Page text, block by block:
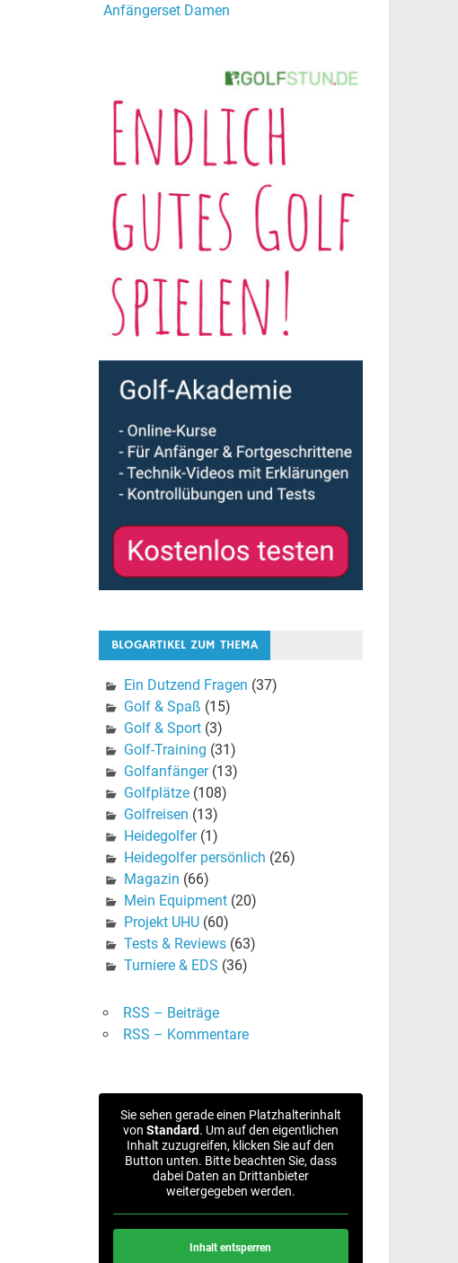
Anfängerset Damen
BLOGARTIKEL ZUM THEMA
Ein Dutzend Fragen (37)
Golf & Spaß (15)
Golf & Sport(3)
Golf-Training (31)
Golfanfänger(13)
Golfplätze(108)
Golfreisen (13)
Heidegolfer(1)
Heidegolfer persönlich (26)
Magazin (66)
Mein Equipment(20)
Projekt UHU(60)
Tests & Reviews(63)
Turniere & EDS (36)
RSS – Beiträge
RSS – Kommentare
Sie sehen gerade einen Platzhalterinhalt
von Standard. Um auf den eigentlichen
Inhalt zuzugreifen, klicken Sie auf den
Button unten. Bitte beachten Sie, dass
dabei Daten an Drittanbieter
weitergegeben werden.
Inhalt entsperren